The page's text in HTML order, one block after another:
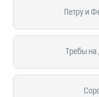
Петру и
Требы